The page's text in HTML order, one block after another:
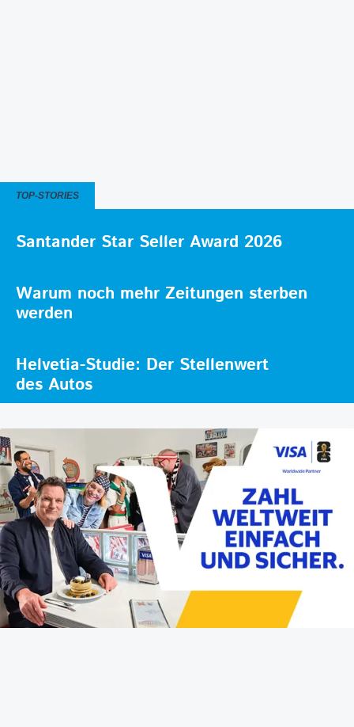
TOP-STORIES
Santander Star Seller Award 2026
Warum noch mehr Zeitungen sterben
werden
Helvetia-Studie: Der Stellenwert
des Autos